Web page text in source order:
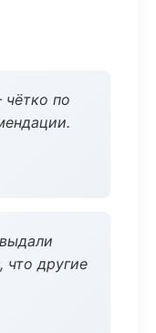
по
что другие